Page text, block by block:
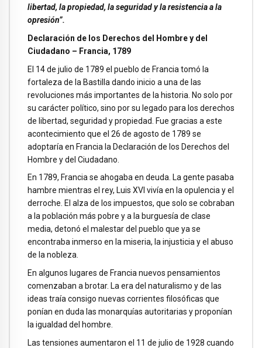
libertad, la propiedad, la seguridad y la resistencia a la
opresión”.
Declaración de los Derechos del
Hombre y del
Ciudadano – Francia, 1789
El 14 de julio de 1789 el pueblo de Francia tomó la
fortaleza de la Bastilla dando inicio a una de las
revoluciones más importantes de la historia. No solo por
su carácter político, sino por su legado para los derechos
de libertad, seguridad y propiedad. Fue gracias a este
acontecimiento que el 26 de agosto de 1789 se
adoptaría en Francia la Declaración de los Derechos del
Hombre y del Ciudadano.
En 1789, Francia se ahogaba en deuda. La gente pasaba
hambre mientras el rey, Luis XVI vivía en la opulencia y el
derroche. El alza de los impuestos, que solo se cobraban
a la población más pobre y a la burguesía de clase
media, detonó el malestar del pueblo que ya se
encontraba inmerso en la miseria, la injusticia y el abuso
de la nobleza.
En algunos lugares de Francia nuevos pensamientos
comenzaban a brotar. La era del naturalismo y de las
ideas traía consigo nuevas corrientes filosóficas que
ponían en duda las monarquías autoritarias y proponían
la igualdad del hombre.
Las tensiones aumentaron el 11 de julio de 1928 cuando